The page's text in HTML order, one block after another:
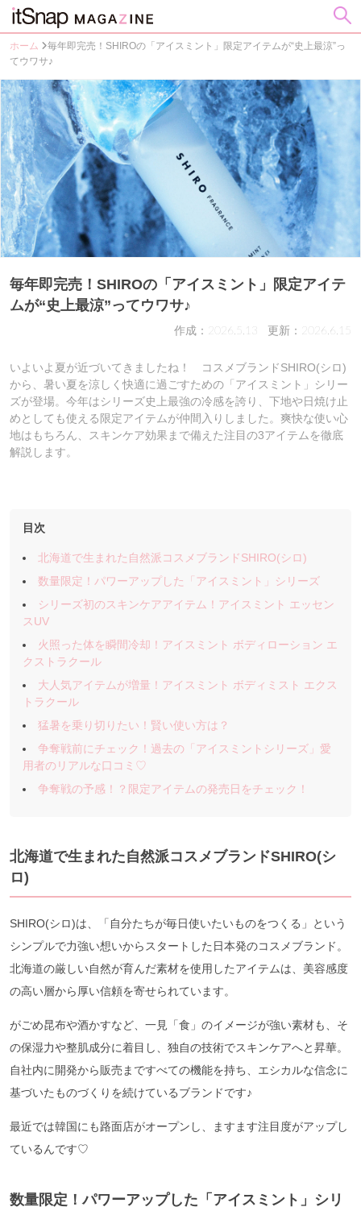
ホーム
毎年即完売！SHIROの「アイスミント」限定アイテムが“史上最涼”っ
てウワサ♪
毎年即完売！SHIROの「アイスミント」限定アイテ
ムが“史上最涼”ってウワサ♪
作成：2026.5.13 更新：2026.6.15
いよいよ夏が近づいてきましたね！ コスメブランドSHIRO(シロ)
から、暑い夏を涼しく快適に過ごすための「アイスミント」シリー
ズが登場。今年はシリーズ史上最強の冷感を誇り、下地や日焼け止
めとしても使える限定アイテムが仲間入りしました。爽快な使い心
地はもちろん、スキンケア効果まで備えた注目の3アイテムを徹底
解説します。
目次
北海道で生まれた自然派コスメブランドSHIRO(シロ)
数量限定！パワーアップした「アイスミント」シリーズ
シリーズ初のスキンケアアイテム！アイスミント エッセン
スUV
火照った体を瞬間冷却！アイスミント ボディローション エ
クストラクール
大人気アイテムが増量！アイスミント ボディミスト エクス
トラクール
猛暑を乗り切りたい！賢い使い方は？
争奪戦前にチェック！過去の「アイスミントシリーズ」愛
用者のリアルな口コミ♡
争奪戦の予感！？限定アイテムの発売日をチェック！
北海道で生まれた自然派コスメブランドSHIRO(シ
ロ)
SHIRO(シロ)は、「自分たちが毎日使いたいものをつくる」という
シンプルで力強い想いからスタートした日本発のコスメブランド。
北海道の厳しい自然が育んだ素材を使用したアイテムは、美容感度
の高い層から厚い信頼を寄せられています。
がごめ昆布や酒かすなど、一見「食」のイメージが強い素材も、そ
の保湿力や整肌成分に着目し、独自の技術でスキンケアへと昇華。
自社内に開発から販売まですべての機能を持ち、エシカルな信念に
基づいたものづくりを続けているブランドです♪
最近では韓国にも路面店がオープンし、ますます注目度がアップし
ているんです♡
数量限定！パワーアップした「アイスミント」シリ